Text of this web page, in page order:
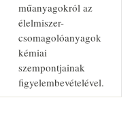
műanyagokról az
élelmiszer-
csomagolóanyagok
kémiai
szempontjainak
figyelembevételével.